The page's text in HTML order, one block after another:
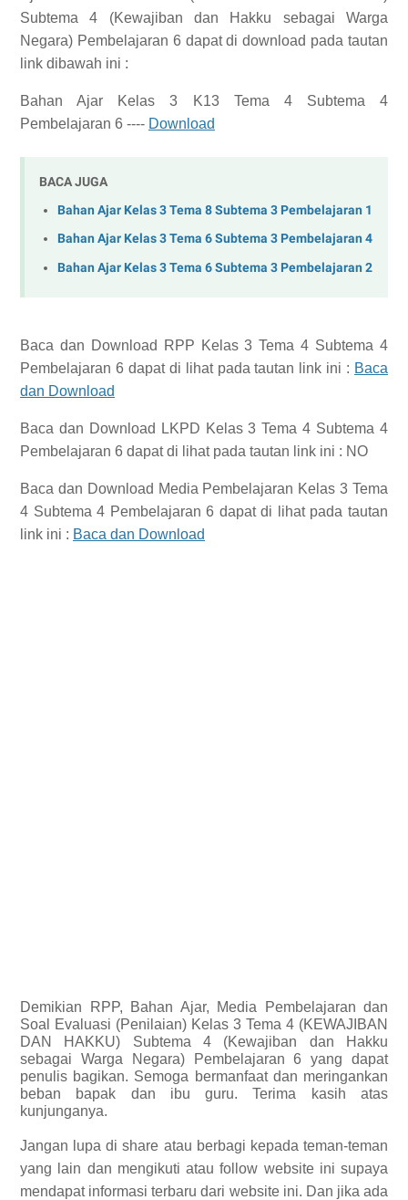
Subtema 4 (Kewajiban dan Hakku sebagai Warga
Negara) Pembelajaran 6 dapat di download pada tautan
link dibawah ini :
Bahan Ajar Kelas 3 K13 Tema 4 Subtema 4
Pembelajaran 6 ---- Download
BACA JUGA
Bahan Ajar Kelas 3 Tema 8 Subtema 3 Pembelajaran 1
Bahan Ajar Kelas 3 Tema 6 Subtema 3 Pembelajaran 4
Bahan Ajar Kelas 3 Tema 6 Subtema 3 Pembelajaran 2
Baca dan Download
RPP Kelas 3 Tema 4 Subtema 4
Pembelajaran 6 dapat di lihat pada tautan link ini : Baca
dan Download
Baca dan Download
LKPD Kelas 3 Tema 4 Subtema 4
Pembelajaran 6 dapat di lihat pada tautan link ini : NO
Baca dan Download Media Pembelajaran Kelas 3 Tema
4 Subtema 4 Pembelajaran 6 dapat di lihat pada tautan
link ini : Baca dan Download
Demikian
RPP, Bahan Ajar, Media Pembelajaran dan
Soal Evaluasi (Penilaian) Kelas 3 Tema 4 (KEWAJIBAN
DAN HAKKU) Subtema 4 (Kewajiban dan Hakku
sebagai Warga Negara) Pembelajaran 6 yang dapat
penulis bagikan. Semoga bermanfaat dan meringankan
beban bapak dan ibu guru. Terima kasih atas
kunjunganya.
Jangan lupa di share atau berbagi kepada teman-teman
yang lain dan mengikuti atau follow website ini supaya
mendapat informasi terbaru dari website ini. Dan jika ada